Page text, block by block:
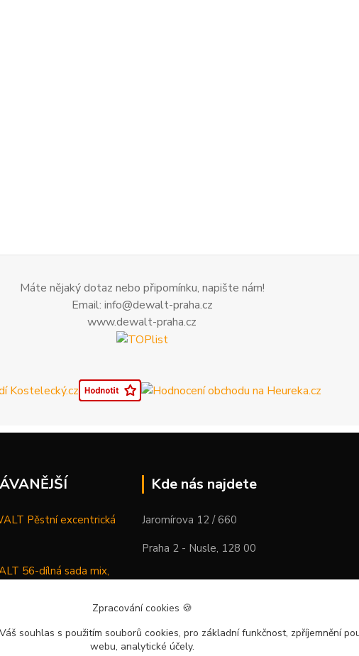
Máte nějaký dotaz nebo připomínku, napište nám!
Email: info@dewalt-praha.cz
www.dewalt-praha.cz
Pěstní excentrická
56-dílná sada mix,
Li-Ion samostatný stroj
Kde nás najdete
Jaromírova 12 / 660
Praha 2 - Nusle, 128 00
Zpracování cookies 🍪
souhlas s použitím souborů cookies, pro základní funkčnost, zpříjemnění
webu, analytické účely.